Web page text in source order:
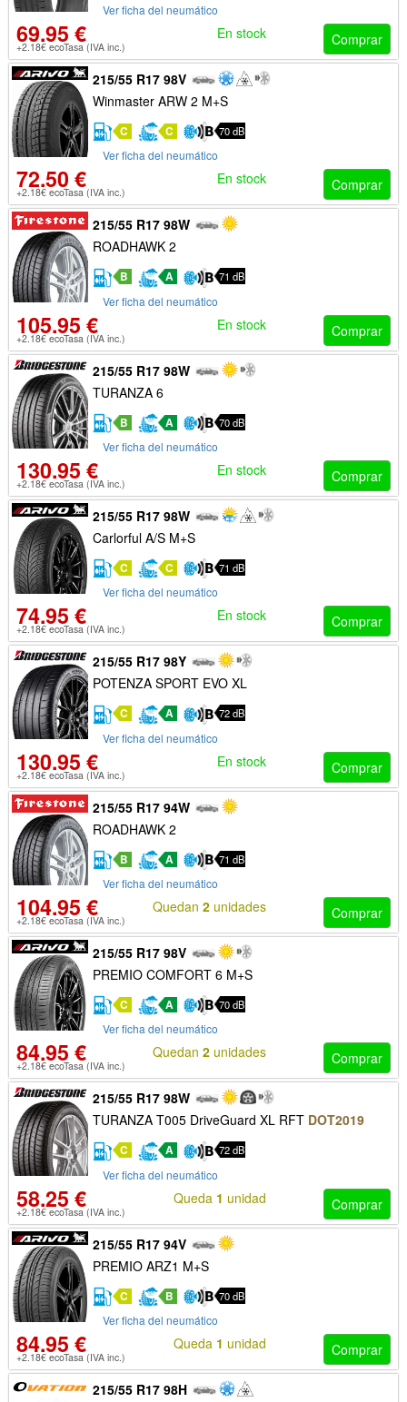
Ver ficha del neumático
69.95 €
+2.18€ ecoTasa (IVA inc.) Comprar
En stock
215/55 R17 98V
Winmaster ARW 2 M+S
C C 70 dB
Ver ficha del neumático
72.50 €
+2.18€ ecoTasa (IVA inc.) Comprar
En stock
215/55 R17 98W
ROADHAWK 2
B A 71 dB
Ver ficha del neumático
105.95 €
+2.18€ ecoTasa (IVA inc.) Comprar
En stock
215/55 R17 98W
TURANZA 6
B A 70 dB
Ver ficha del neumático
130.95 €
+2.18€ ecoTasa (IVA inc.) Comprar
En stock
215/55 R17 98W
Carlorful A/S M+S
C C 71 dB
Ver ficha del neumático
74.95 €
+2.18€ ecoTasa (IVA inc.) Comprar
En stock
215/55 R17 98Y
POTENZA SPORT EVO XL
C A 72 dB
Ver ficha del neumático
130.95 €
+2.18€ ecoTasa (IVA inc.) Comprar
En stock
215/55 R17 94W
ROADHAWK 2
B A 71 dB
Ver ficha del neumático
104.95 €
+2.18€ ecoTasa (IVA inc.) Comprar
Quedan 2unidades
215/55 R17 98V
PREMIO COMFORT 6 M+S
C A 70 dB
Ver ficha del neumático
84.95 €
+2.18€ ecoTasa (IVA inc.) Comprar
Quedan 2unidades
215/55 R17 98W
TURANZA T005 DriveGuard XL RFT DOT2019
C A 72 dB
Ver ficha del neumático
58.25 €
+2.18€ ecoTasa (IVA inc.) Comprar
Queda 1 unidad
215/55 R17 94V
PREMIO ARZ1 M+S
C B 70 dB
Ver ficha del neumático
84.95 €
+2.18€ ecoTasa (IVA inc.) Comprar
Queda 1 unidad
215/55 R17 98H